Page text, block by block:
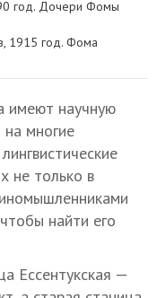
год. Дочери Фомы
1915 год. Фома
имеют научную
на многие
не только в
найти его
Ессентукская —